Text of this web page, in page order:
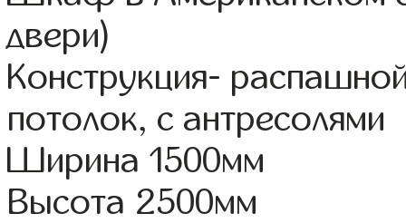
двери)
Конструкция-
потолок, с антресолями
Ширина 1500мм
Высота 2500мм